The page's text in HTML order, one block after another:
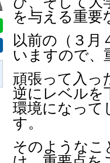
を与える重要
以前の（３月
いますので、
頑張って入っ
逆にレベルを
環境になっ
す。
そのようなこ